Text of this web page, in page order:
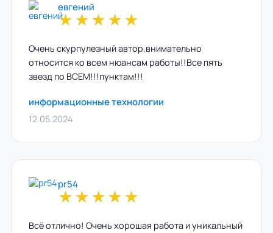
евгений
★★★★★
Очень скурпулезный автор,внимательно
относится ко всем нюансам работы!!Все пять
звезд по ВСЕМ!!!пунктам!!!
информационные технологии
12.05.2024
pr54
★★★★★
Всё отлично! Очень хорошая работа и уникальный